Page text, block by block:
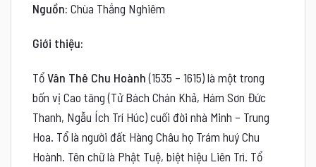
Nguồn: Chùa Thắng Nghiêm
Giới thiệu:
TổVân Thê Chu Hoành(1535 – 1615) là một trong
bốn vị Cao tăng (Tử Bách Chán Khả, Hám Sơn Đức
Thanh, Ngẫu Ích Trí Húc) cuối đời nhà Minh – Trung
Hoa. Tổ là người đất Hàng Châu họ Trám huý Chu
Hoành. Tên chữ là Phật Tuệ, biệt hiệu Liên Trì. Tổ